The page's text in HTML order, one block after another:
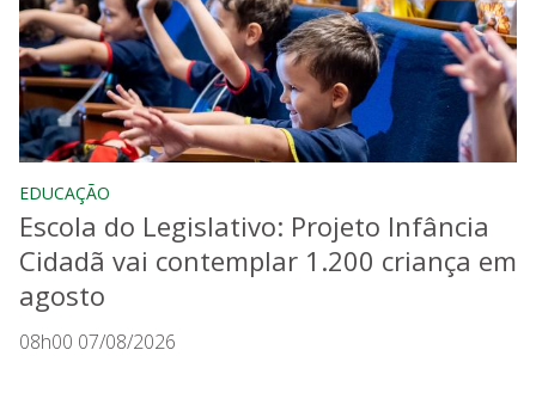
EDUCAÇÃO
Escola do Legislativo: Projeto Infância
Cidadã vai contemplar 1.200 criança em
agosto
08h00 07/08/2026